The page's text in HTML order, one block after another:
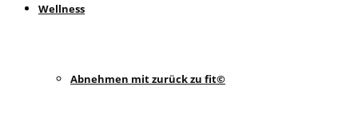
Wellness
Abnehmen mit zurück zu fit©